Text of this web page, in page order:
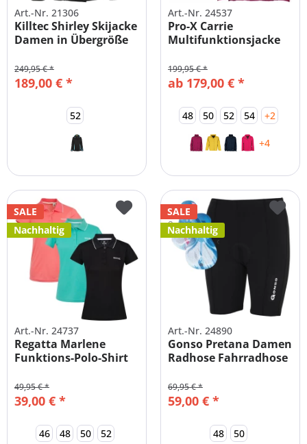
Art.-Nr. 21306
Killtec Shirley Skijacke
Damen in Übergröße
189,00 € *
249,95 € *
52
Art.-Nr. 24537
Pro-X Carrie
Multifunktionsjacke
ab 179,00 € *
199,95 € *
48 50 52 54 +2
+4
SALE
Nachhaltig
Art.-Nr. 24737
Regatta Marlene
Funktions-Polo-Shirt
39,00 € *
49,95 € *
46 48 50 52
SALE
Nachhaltig
Art.-Nr. 24890
Gonso Pretana Damen
Radhose Fahrradhose
59,00 € *
69,95 € *
48 50